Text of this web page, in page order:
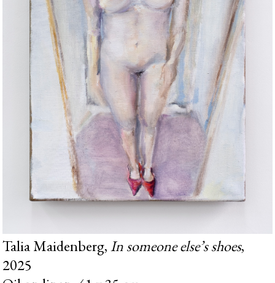
Talia Maidenberg,In someone else’s shoes,
2025